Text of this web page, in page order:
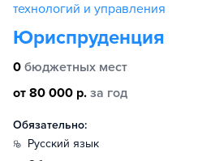
технологий и управления
Юриспруденция
0 бюджетных мест
от 80 000 р. за год
Обязательно:
русский язык